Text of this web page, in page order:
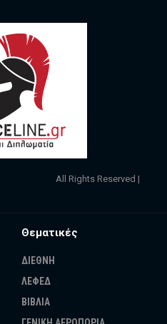
All Rights Reserved |
Θεματικές
ΔΙΕΘΝΗ
ΛΕΦΕΔ
ΒΙΒΛΙΑ